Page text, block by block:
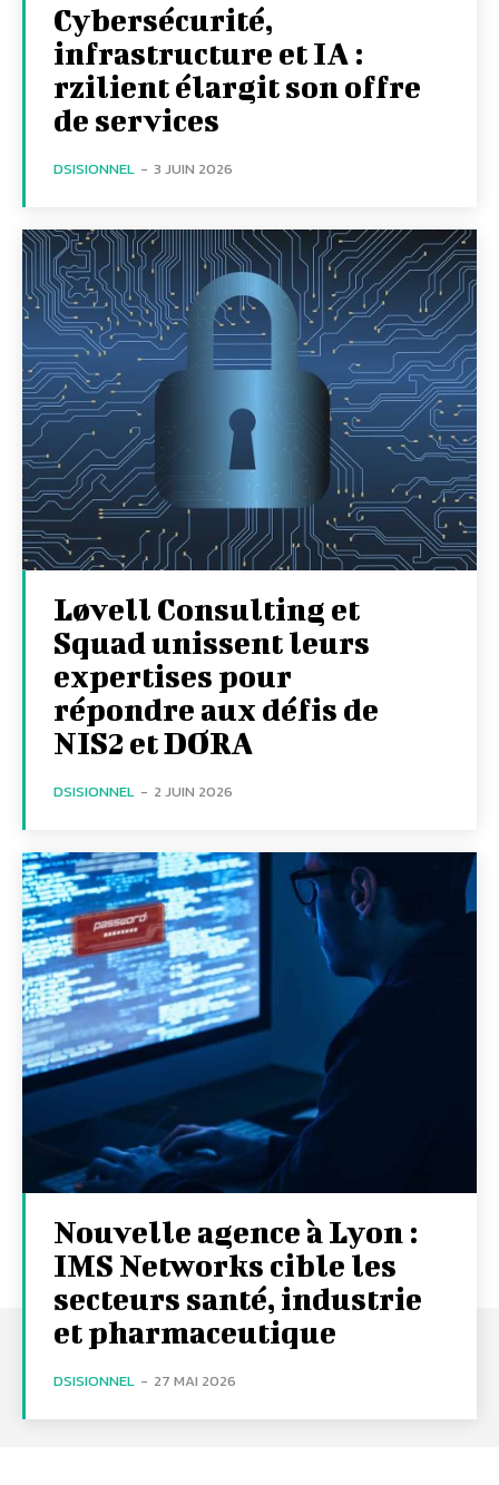
Cybersécurité,
infrastructure et IA :
rzilient élargit son offre
de services
DSISIONNEL - 3 JUIN 2026
Løvell Consulting et
Squad unissent leurs
expertises pour
répondre aux défis de
NIS2 et DORA
DSISIONNEL - 2 JUIN 2026
Nouvelle agence à Lyon :
IMS Networks cible les
secteurs santé, industrie
et pharmaceutique
DSISIONNEL - 27 MAI 2026